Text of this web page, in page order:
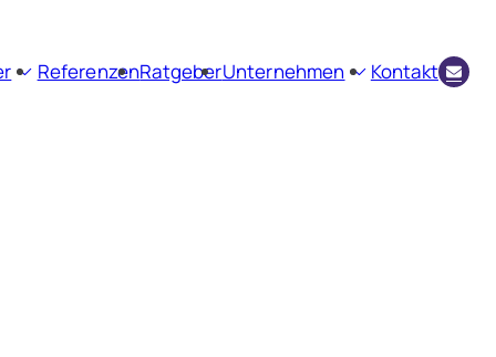
ReferenzenRatgeberUnternehmen
Kontakt